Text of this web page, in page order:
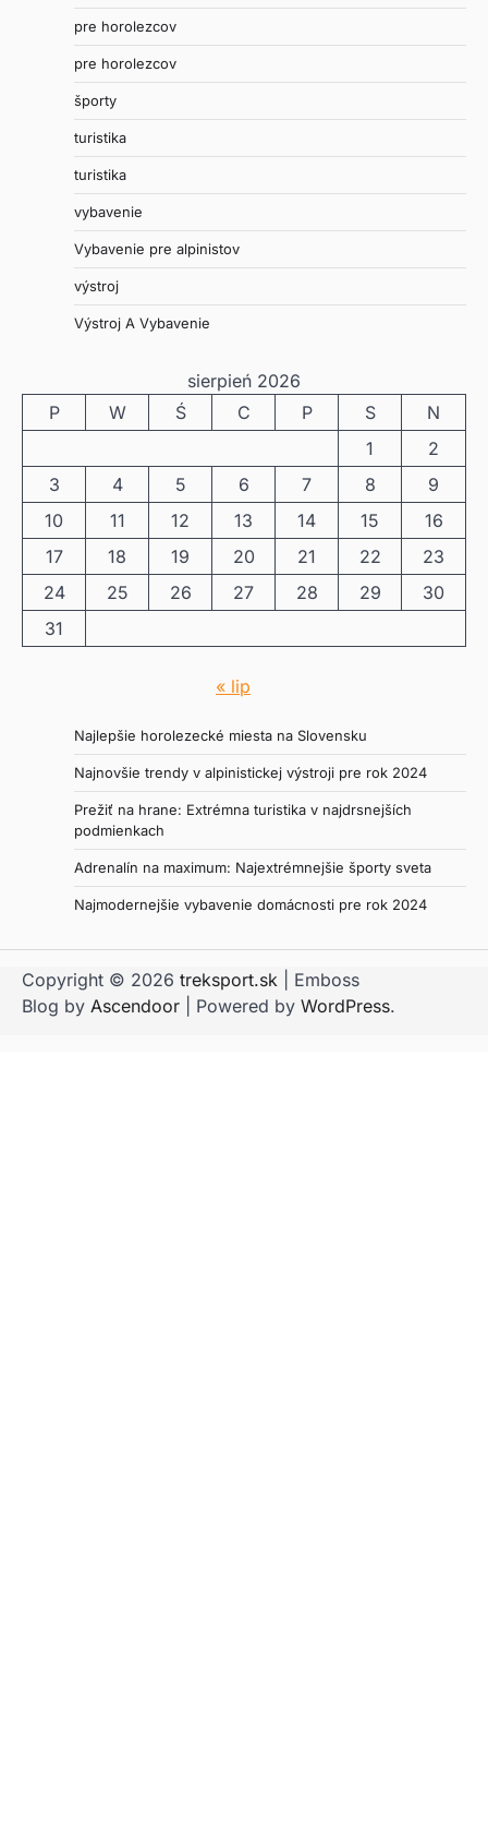
pre horolezcov
pre horolezcov
športy
turistika
turistika
vybavenie
Vybavenie pre alpinistov
výstroj
Výstroj A Vybavenie
sierpień 2026
P
W Ś C P S
N
1
2
3
4 5 6 7 8
9
10
11 12 13 14 15
16
17
18 19 20 21 22
23
24
25 26 27 28 29
30
31
« lip
Najlepšie horolezecké miesta na Slovensku
Najnovšie trendy v alpinistickej výstroji pre rok 2024
Prežiť na hrane: Extrémna turistika v najdrsnejších
podmienkach
Adrenalín na maximum: Najextrémnejšie športy sveta
Najmodernejšie vybavenie domácnosti pre rok 2024
Copyright © 2026 treksport.sk | Emboss
Blog by Ascendoor | Powered by WordPress.